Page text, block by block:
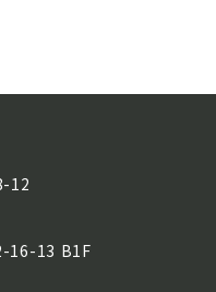
12
16-13 B1F